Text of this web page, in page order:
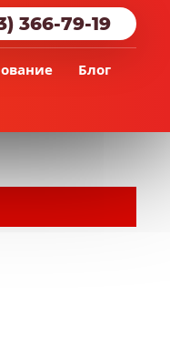
366-79-19
Блог